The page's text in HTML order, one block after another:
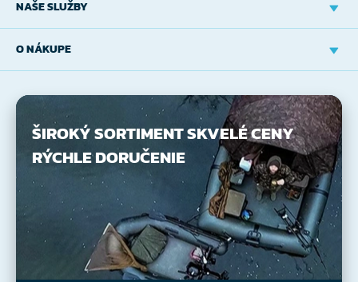
NAŠE SLUŽBY
O NÁKUPE
ŠIROKÝ SORTIMENTSKVELÉ CENY
RÝCHLE DORUČENIE